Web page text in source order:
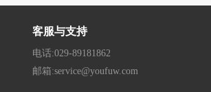
客服与支持
电话:029-89181862
邮箱:service@youfuw.com